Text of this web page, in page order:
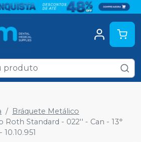
Bráquete Metálico
Roth Standard - 022'' - Can - 13°